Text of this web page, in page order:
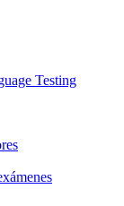
Testing